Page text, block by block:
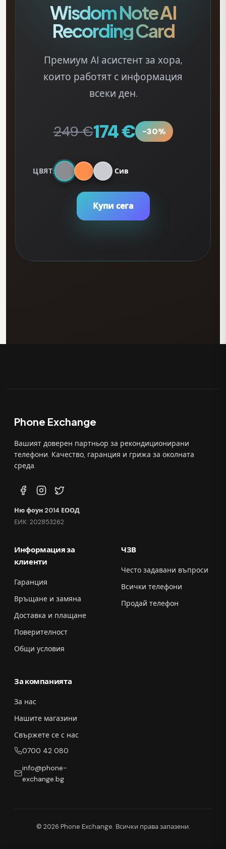
Wisdom Note AI
Recording Card
Премиум AI асистент за хора,
които работят с информация
всеки ден.
249 €174 € -30%
ЦВЯТ: Сив
Купи сега
Phone Exchange
Вашият доверен партньор за рекондиционирани
телефони. Качество, гаранция и грижа за околната
среда.
Ню фоун 2014 ЕООД
ЕИК: 202853262
Информация за
клиенти
Гаранция
Връщане и замяна
Доставка и плащане
Поверителност
Общи условия
ЧЗВ
Често задавани въпроси
Всички телефони
Продай телефон
За компанията
За нас
Нашите магазини
Свържете се с нас
0700 42 080
info@phone-
exchange.bg
© 2026 Phone Exchange. Всички права запазени.